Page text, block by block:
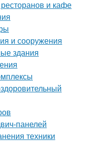
и кафе
и сооружения
здания
панелей
техники